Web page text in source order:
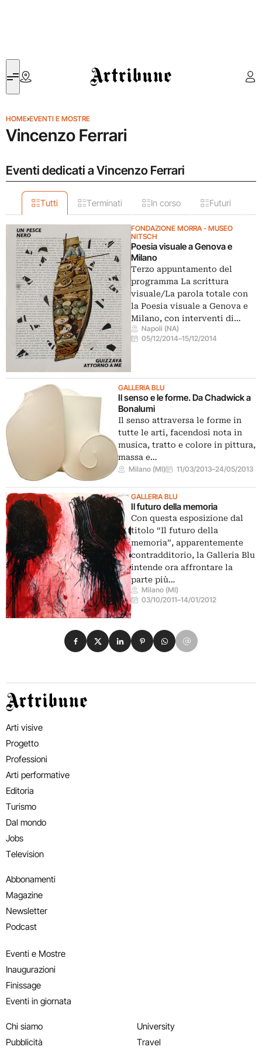
Artribune
HOME›EVENTI E MOSTRE
Vincenzo Ferrari
Eventi dedicati a Vincenzo Ferrari
Tutti Terminati In corso Futuri
FONDAZIONE MORRA - MUSEO
NITSCH
Poesia visuale a Genova e
Milano
Terzo appuntamento del
programma La scrittura
visuale/La parola totale con
la Poesia visuale a Genova e
Milano, con interventi di…
Napoli (NA)
05/12/2014–15/12/2014
GALLERIA BLU
Il senso e le forme. Da Chadwick a
Bonalumi
Il senso attraversa le forme in
tutte le arti, facendosi nota in
musica, tratto e colore in pittura,
massa e…
Milano (MI) 11/03/2013–24/05/2013
GALLERIA BLU
Il futuro della memoria
Con questa esposizione dal
titolo “Il futuro della
memoria”, apparentemente
contradditorio, la Galleria Blu
intende ora affrontare la
parte più…
Milano (MI)
03/10/2011–14/01/2012
Condividi su Facebook
Condividi su X
Condividi su LinkedIn
Condividi su Pinterest
Condividi su WhatsApp
Condividi su Email
Artribune
Arti visive
Progetto
Professioni
Arti performative
Editoria
Turismo
Dal mondo
Jobs
Television
Abbonamenti
Magazine
Newsletter
Podcast
Eventi e Mostre
Inaugurazioni
Finissage
Eventi in giornata
Chi siamo
Pubblicità
University
Travel